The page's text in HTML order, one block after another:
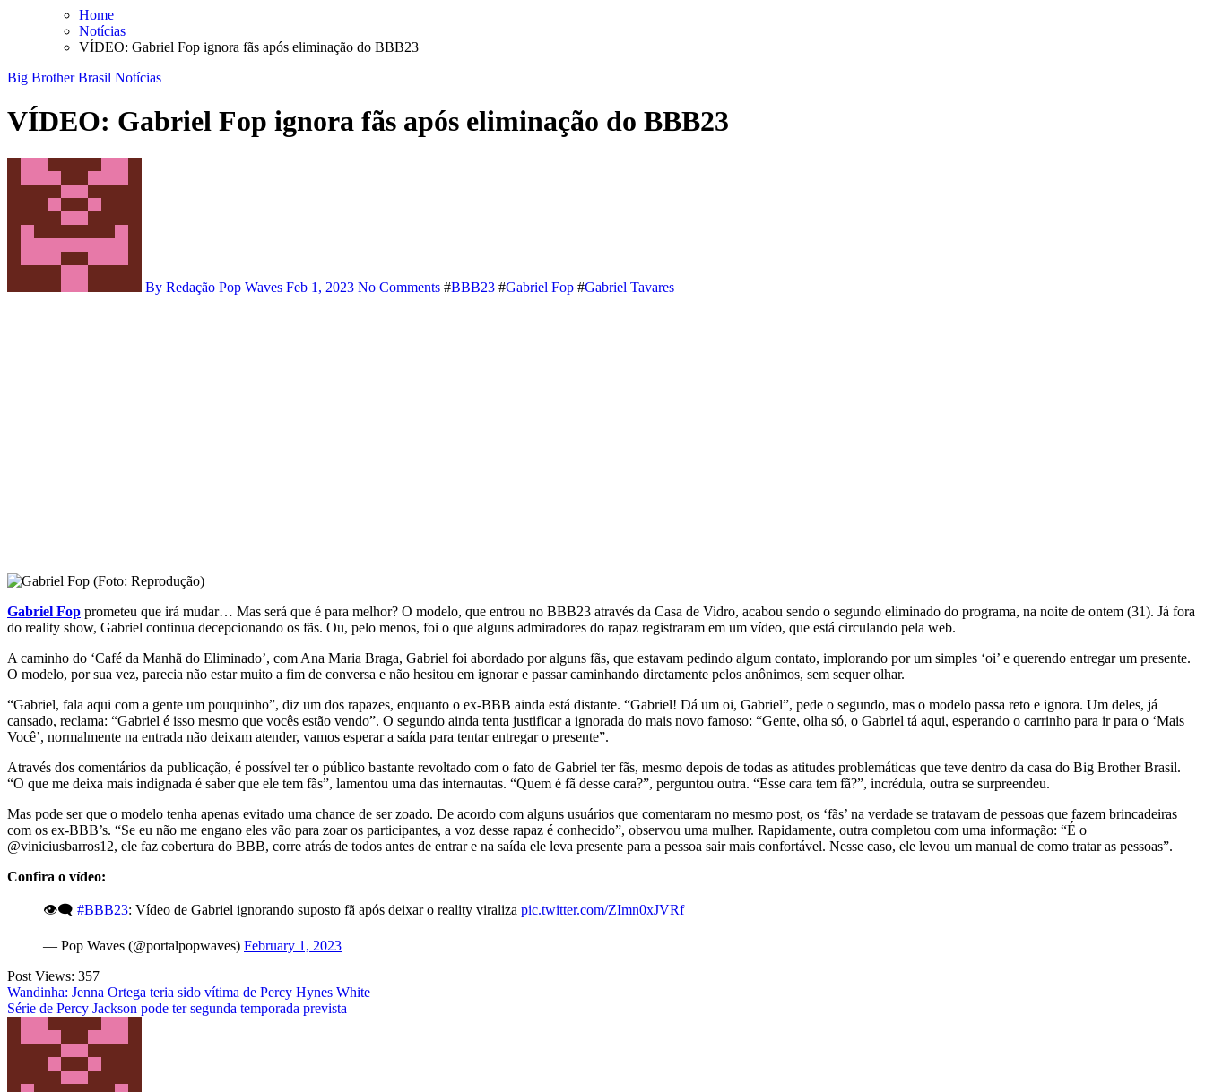
Home
Notícias
VÍDEO: Gabriel Fop ignora fãs após eliminação do BBB23
Big Brother Brasil Notícias
VÍDEO: Gabriel Fop ignora fãs após eliminação do BBB23
By Redação Pop Waves Feb 1, 2023 No Comments #BBB23 #Gabriel Fop #Gabriel Tavares
Gabriel Fop prometeu que irá mudar… Mas será que é para melhor? O modelo, que entrou no BBB23 através da Casa de Vidro, acabou sendo o segundo eliminado do programa, na noite de ontem (31). Já fora
do reality show, Gabriel continua decepcionando os fãs. Ou, pelo menos, foi o que alguns admiradores do rapaz registraram em um vídeo, que está circulando pela web.
A caminho do ‘Café da Manhã do Eliminado’, com Ana Maria Braga, Gabriel foi abordado por alguns fãs, que estavam pedindo algum contato, implorando por um simples ‘oi’ e querendo entregar um presente.
O modelo, por sua vez, parecia não estar muito a fim de conversa e não hesitou em ignorar e passar caminhando diretamente pelos anônimos, sem sequer olhar.
“Gabriel, fala aqui com a gente um pouquinho”, diz um dos rapazes, enquanto o ex-BBB ainda está distante. “Gabriel! Dá um oi, Gabriel”, pede o segundo, mas o modelo passa reto e ignora. Um deles, já
cansado, reclama: “Gabriel é isso mesmo que vocês estão vendo”. O segundo ainda tenta justificar a ignorada do mais novo famoso: “Gente, olha só, o Gabriel tá aqui, esperando o carrinho para ir para o ‘Mais
Você’, normalmente na entrada não deixam atender, vamos esperar a saída para tentar entregar o presente”.
Através dos comentários da publicação, é possível ter o público bastante revoltado com o fato de Gabriel ter fãs, mesmo depois de todas as atitudes problemáticas que teve dentro da casa do Big Brother Brasil.
“O que me deixa mais indignada é saber que ele tem fãs”, lamentou uma das internautas. “Quem é fã desse cara?”, perguntou outra. “Esse cara tem fã?”, incrédula, outra se surpreendeu.
Mas pode ser que o modelo tenha apenas evitado uma chance de ser zoado. De acordo com alguns usuários que comentaram no mesmo post, os ‘fãs’ na verdade se tratavam de pessoas que fazem brincadeiras
com os ex-BBB’s. “Se eu não me engano eles vão para zoar os participantes, a voz desse rapaz é conhecido”, observou uma mulher. Rapidamente, outra completou com uma informação: “É o
@viniciusbarros12, ele faz cobertura do BBB, corre atrás de todos antes de entrar e na saída ele leva presente para a pessoa sair mais confortável. Nesse caso, ele levou um manual de como tratar as pessoas”.
Confira o vídeo:
#BBB23: Vídeo de Gabriel ignorando suposto fã após deixar o reality viraliza pic.twitter.com/ZImn0xJVRf
— Pop Waves (@portalpopwaves) February 1, 2023
Post Views: 357
Post
navigation
Wandinha: Jenna Ortega teria sido vítima de Percy Hynes White
Série de Percy Jackson pode ter segunda temporada prevista